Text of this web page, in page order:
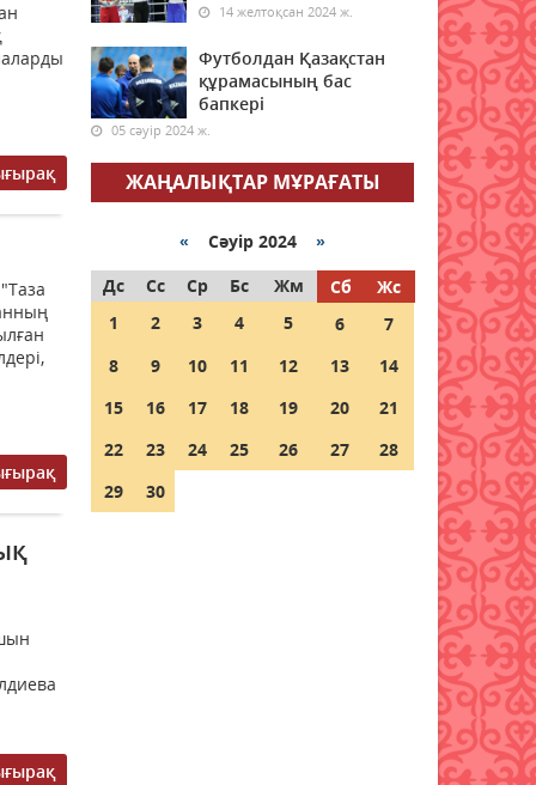
Демалыста аптап ыстық: ауа
райы алдағы күндері 41
градусқа дейін көтеріледі
07 тамыз 2026 ж.
Байланыс операторлары
арналған ішкі бақылау
07 тамыз 2026 ж. 62
мамандары мен архив
қызметкерлеріне
көрсетілмек
14 желтоқсан 2024 ж.
Футболдан Қазақстан
құрамасының бас
бапкері
05 сәуір 2024 ж.
ЖАҢАЛЫҚТАР МҰРАҒАТЫ
« Сәуір 2024 »
Дс
Сс Ср Бс Жм Сб
Жс
1
2 3 4 5 6
7
8
9 10 11 12 13
14
15
16 17 18 19 20
21
22
23 24 25 26 27
28
29
30